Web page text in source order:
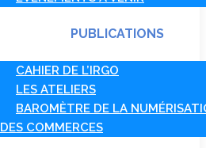
PUBLICATIONS
CAHIER DE L’IRGO
LES ATELIERS
BAROMÈTRE DE LA
DES COMMERCES